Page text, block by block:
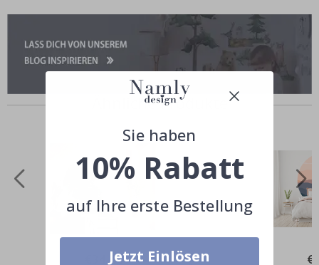
Ähnliche Produkte
€34,00
Sie haben
10% Rabatt
auf Ihre erste Bestellung
Jetzt Einlösen